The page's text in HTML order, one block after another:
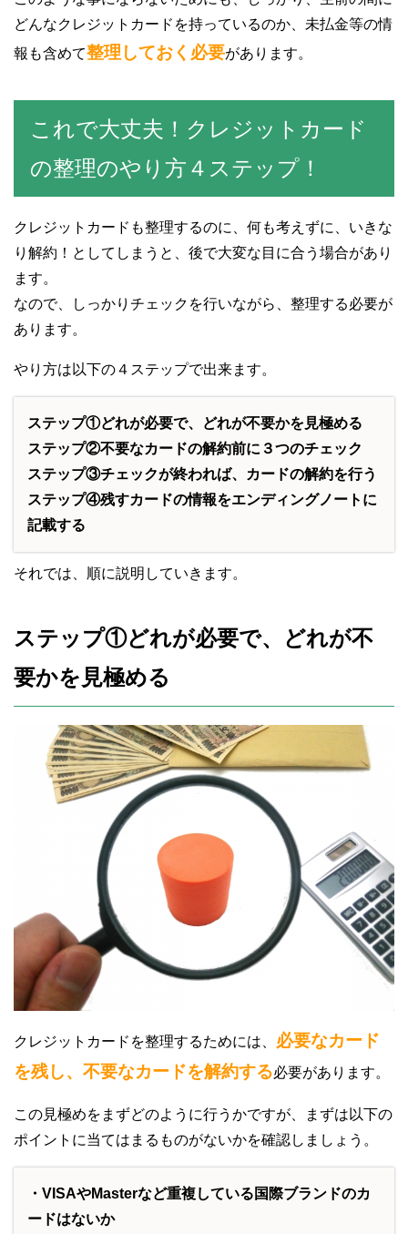
どんなクレジットカードを持っているのか、未払金等の情
報も含めて整理しておく必要があります。
これで大丈夫！クレジットカード
の整理のやり方４ステップ！
クレジットカードも整理するのに、何も考えずに、いきな
り解約！としてしまうと、後で大変な目に合う場合があり
ます。
なので、しっかりチェックを行いながら、整理する必要が
あります。
やり方は以下の４ステップで出来ます。
ステップ①どれが必要で、どれが不要かを見極める
ステップ②不要なカードの解約前に３つのチェック
ステップ③チェックが終われば、カードの解約を行う
ステップ④残すカードの情報をエンディングノートに
記載する
それでは、順に説明していきます。
ステップ①どれが必要で、どれが不
要かを見極める
クレジットカードを整理するためには、 必要なカード
を残し、不要なカードを解約する必要があります。
この見極めをまずどのように行うかですが、まずは以下の
ポイントに当てはまるものがないかを確認しましょう。
・VISAやMasterなど重複している国際ブランドのカ
ードはないか